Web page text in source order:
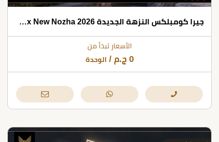
جيرا كومبلكس النزهة الجديدة 2026 Jira Complex New Nozha
الأسعار تبدأ من
0 ج.م / الوحدة